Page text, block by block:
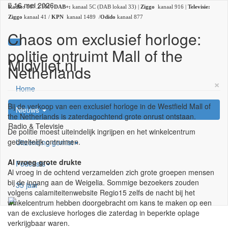
Radio:107.2 FM |DAB+: kanaal 5C (DAB lokaal 33) | Ziggo kanaal 916 | Televisie:
Ziggo kanaal 41 / KPN kanaal 1489 /Odido kanaal 877
Midvliet.nl
×
Home
Nieuws
Radio & Televisie
Uitzending gemist
Podcasts
35 jaar
16 mei 2026
Chaos om exclusief horloge:
politie ontruimt Mall of the
Netherlands
Bij de verkoop van een exclusief horloge in de Westfield Mall of
the Netherlands is zaterdagochtend grote onrust ontstaan.
De politie moest uiteindelijk ingrijpen en het winkelcentrum
gedeeltelijk ontruimen.
Al vroeg grote drukte
Al vroeg in de ochtend verzamelden zich grote groepen mensen
bij de ingang aan de Weigelia. Sommige bezoekers zouden
volgens calamiteitenwebsite Regio15 zelfs de nacht bij het
winkelcentrum hebben doorgebracht om kans te maken op een
van de exclusieve horloges die zaterdag in beperkte oplage
verkrijgbaar waren.